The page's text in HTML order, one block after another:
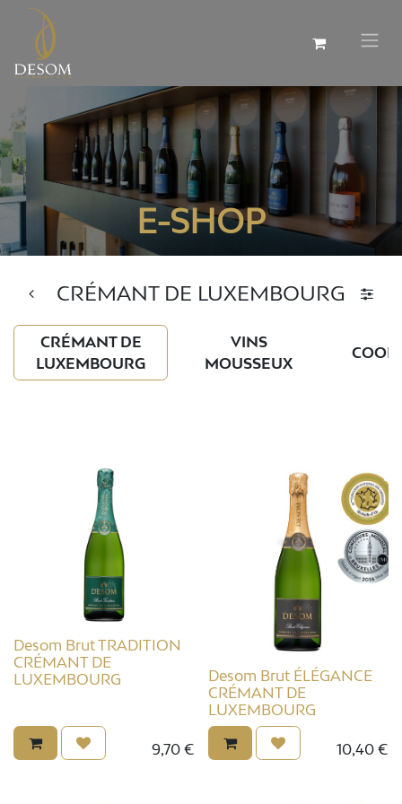
E-SHOP
CRÉMANT DE LUXEMBOURG
CRÉMANT DE
LUXEMBOURG
VINS
MOUSSEUX
Desom Brut TRADITION
CRÉMANT DE
LUXEMBOURG
9,70€
Desom Brut ÉLÉGANCE
CRÉMANT DE
LUXEMBOURG
10,40 €